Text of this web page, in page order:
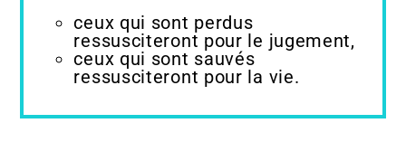
ceux qui sont perdus
ressusciteront pour le jugement,
ceux qui sont sauvés
ressusciteront pour la vie.